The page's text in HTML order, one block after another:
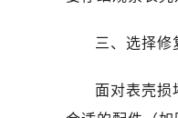
三、选择修
面对表壳损